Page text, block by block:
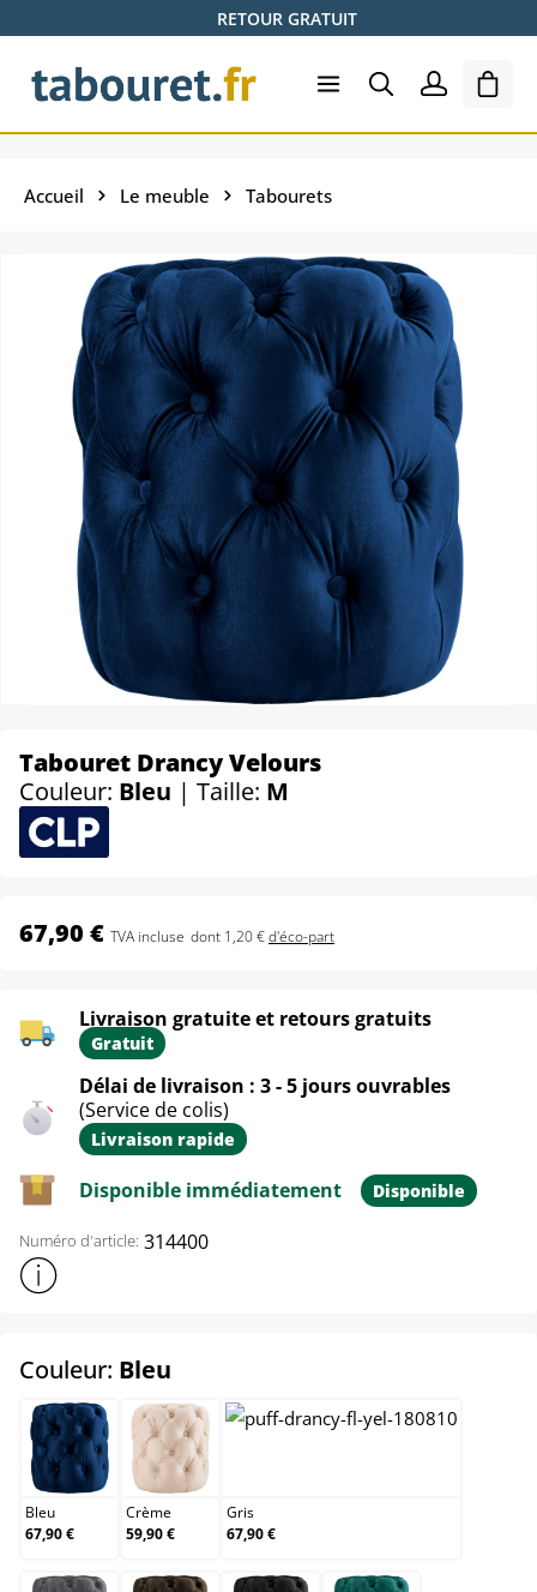
Passer au contenu principalRETOUR GRATUIT
Le
Accueil Le meuble Tabourets
Tabouret Drancy Velours
Couleur: Bleu | Taille: M
67,90 € TVA incluse dont 1,20 €d'éco-part
Livraison gratuite et retours gratuits
Gratuit
Délai de livraison : 3 - 5 jours ouvrables
(Service de colis)
Livraison rapide
Disponible immédiatement Disponible
Numéro d'article: 314400
Afficher plus d'informations sur le produit
Couleur: Bleu
Bleu
Bleu
67,90 €
Crème
Crème
59,90 €
Gris
67,90 €